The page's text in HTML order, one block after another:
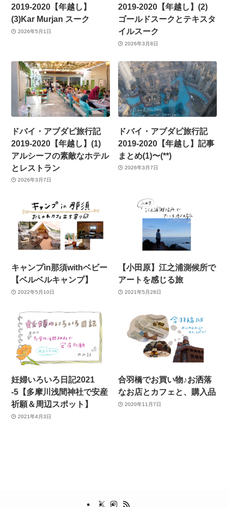
2019-2020【年越し】
(3)Kar Murjan スーク
2026年5月1日
2019-2020【年越し】(2)
ゴールドスークとテキスタ
イルスーク
2026年3月8日
ドバイ・アブダビ旅行記
2019-2020【年越し】(1)
アルシーフの素敵なホテル
とレストラン
2026年3月7日
ドバイ・アブダビ旅行記
2019-2020【年越し】記事
まとめ(1)〜(**)
2026年3月7日
キャンプin那須withベビー
【ベルベルキャンプ】
2022年5月10日
【小田原】江之浦測候所で
アートを感じる旅
2021年5月28日
妊婦いろいろ日記2021
-5【多摩川浅間神社で安産
祈願＆周辺スポット】
2021年4月3日
合羽橋でお買い物♪お洒落
なお店とカフェと、購入品
2020年11月7日